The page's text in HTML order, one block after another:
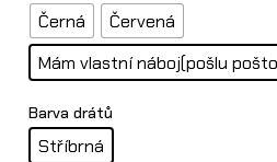
Černá
Červená
Mám vlastní náboj(pošlu
Barva drátů
Stříbrná